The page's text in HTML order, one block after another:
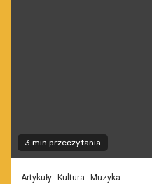
3 min przeczytania
Artykuły Kultura Muzyka